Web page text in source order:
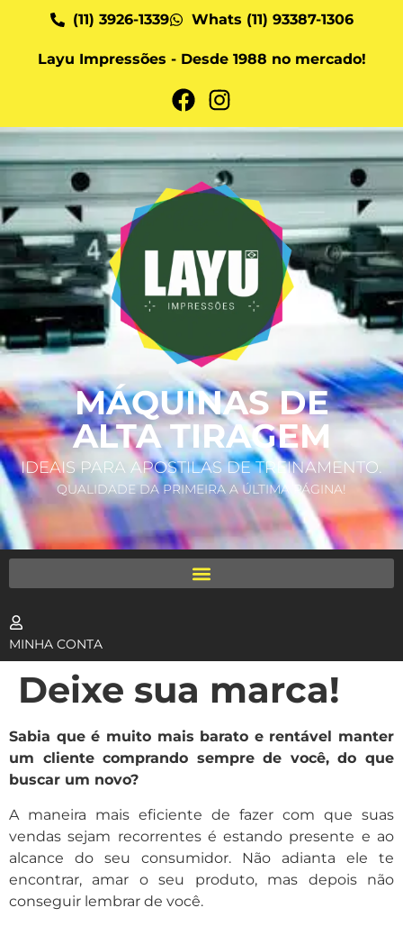
(11) 3926-1339 Whats (11) 93387-1306
Layu Impressões - Desde 1988 no mercado!
MÁQUINAS DE
ALTA TIRAGEM
IDEAIS PARA APOSTILAS DE TREINAMENTO.
QUALIDADE DA PRIMEIRA A ÚLTIMA PÁGINA!
MINHA CONTA
Deixe sua marca!
Sabia que é muito mais barato e rentável manter
um cliente comprando sempre de você, do que
buscar um novo?
A maneira mais eficiente de fazer com que suas
vendas sejam recorrentes é estando presente e ao
alcance do seu consumidor. Não adianta ele te
encontrar, amar o seu produto, mas depois não
conseguir lembrar de você.